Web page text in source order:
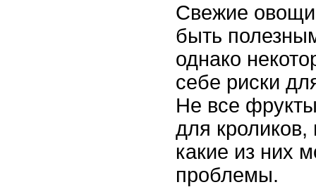
Свежие овощи
быть
однако
себе риски
Не все
для
какие из них
проблемы.